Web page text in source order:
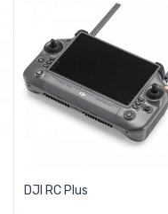
DJI RC Plus